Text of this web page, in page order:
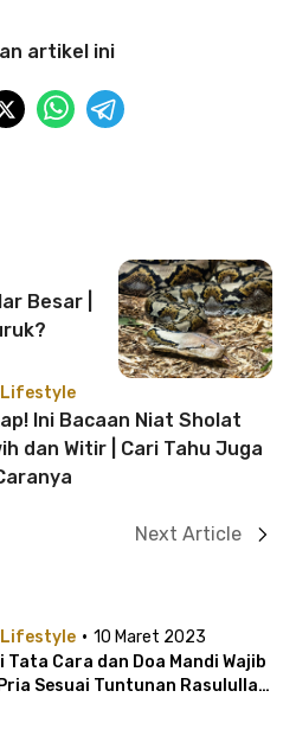
artikel ini
Besar |
Lifestyle
Ini Bacaan Niat Sholat
dan Witir | Cari Tahu Juga
Next Article
Lifestyle · 10 Maret 2023
Tata Cara dan Doa Mandi Wajib
Sesuai Tuntunan Rasulullah